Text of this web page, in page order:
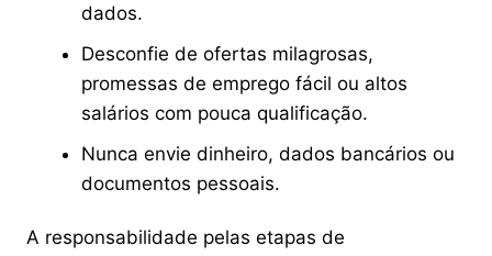
dados.
Desconfie de ofertas milagrosas,
promessas de emprego fácil ou altos
salários com pouca qualificação.
Nunca envie dinheiro, dados bancários ou
documentos pessoais.
A responsabilidade pelas etapas de